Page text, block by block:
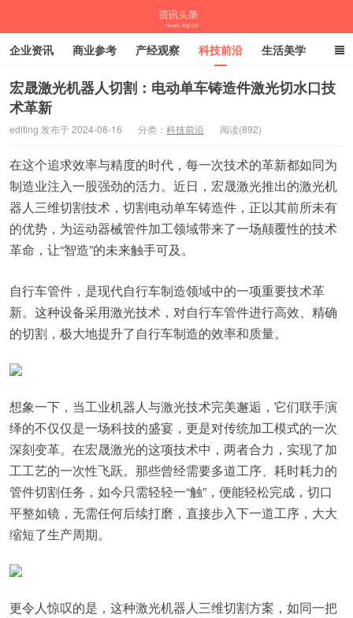
资讯头条
企业资讯 商业参考 产经观察 科技前沿 生活美学
时尚潮流 母婴亲子 专栏
宏晟激光机器人切割：电动单车铸造件激光切水口技
术革新
editing 发布于 2024-08-16 分类： 科技前沿 阅读(892)
在这个追求效率与精度的时代，每一次技术的革新都如同为
制造业注入一股强劲的活力。近日，宏晟激光推出的激光机
器人三维切割技术，切割电动单车铸造件，正以其前所未有
的优势，为运动器械管件加工领域带来了一场颠覆性的技术
革命，让“智造”的未来触手可及。
自行车管件，是现代自行车制造领域中的一项重要技术革
新。这种设备采用激光技术，对自行车管件进行高效、精确
的切割，极大地提升了自行车制造的效率和质量。
想象一下，当工业机器人与激光技术完美邂逅，它们联手演
绎的不仅仅是一场科技的盛宴，更是对传统加工模式的一次
深刻变革。在宏晟激光的这项技术中，两者合力，实现了加
工工艺的一次性飞跃。那些曾经需要多道工序、耗时耗力的
管件切割任务，如今只需轻轻一“触”，便能轻松完成，切口
平整如镜，无需任何后续打磨，直接步入下一道工序，大大
缩短了生产周期。
更令人惊叹的是，这种激光机器人三维切割方案，如同一把